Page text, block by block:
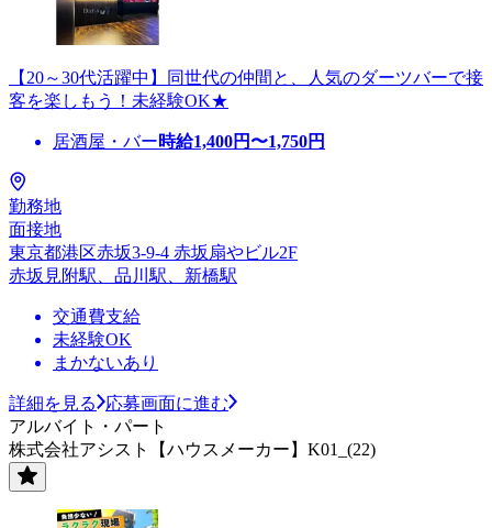
【20～30代活躍中】同世代の仲間と、人気のダーツバーで接
客を楽しもう！未経験OK★
居酒屋・バー時給1,400円〜1,750円
勤務地
面接地
東京都港区赤坂3-9-4 赤坂扇やビル2F
赤坂見附駅、品川駅、新橋駅
交通費支給
未経験OK
まかないあり
詳細を見る
応募画面に進む
アルバイト・パート
株式会社アシスト【ハウスメーカー】K01_(22)